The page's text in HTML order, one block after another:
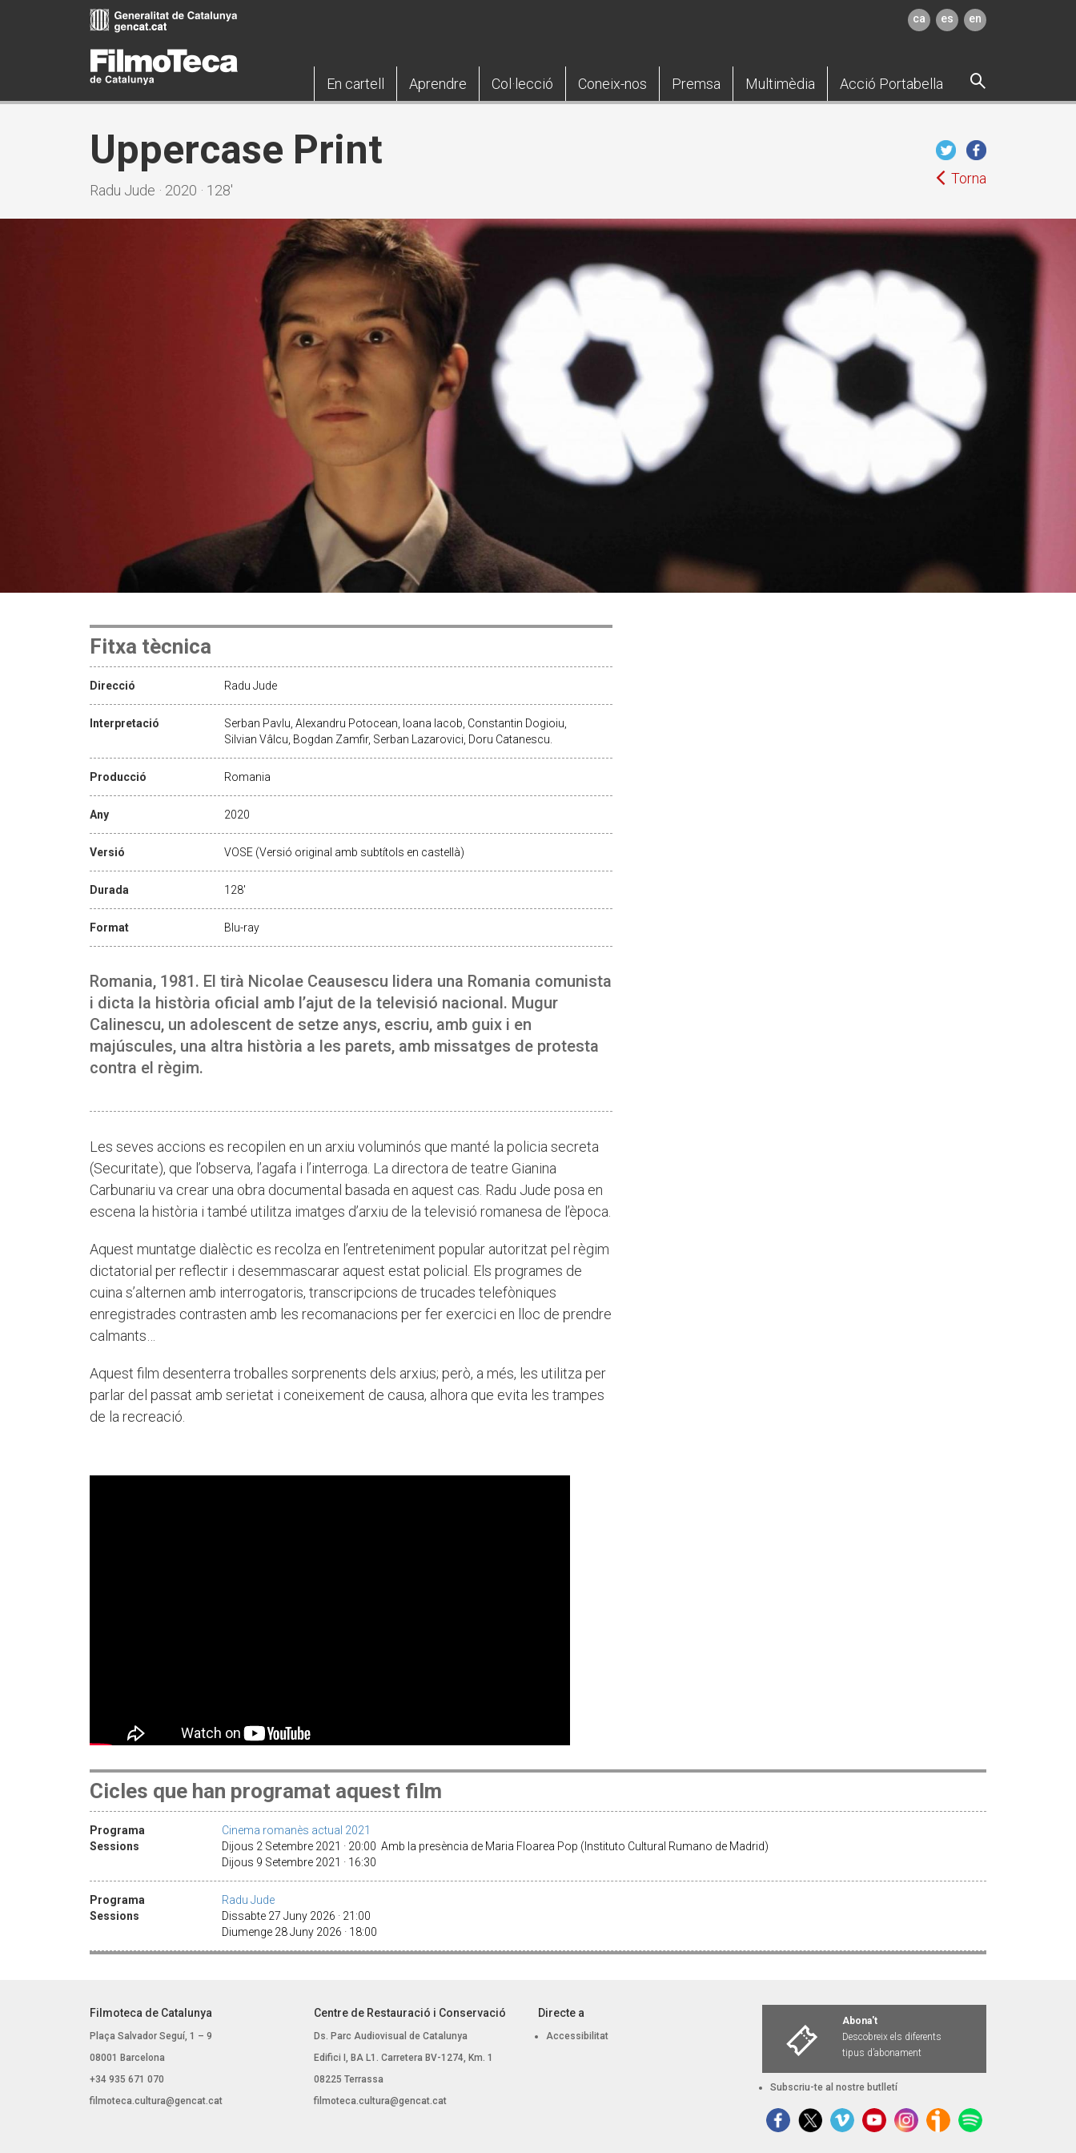
ca es en
En cartell Aprendre Col·lecció Coneix-nos Premsa Multimèdia Acció Portabella
Uppercase Print
Radu Jude · 2020 · 128'
Torna
Fitxa tècnica
Direcció Radu Jude
Interpretació
Serban Pavlu, Alexandru Potocean, Ioana Iacob, Constantin Dogioiu,
Silvian Vâlcu, Bogdan Zamfir, Serban Lazarovici, Doru Catanescu.
Producció Romania
Any 2020
Versió VOSE (Versió original amb subtítols en castellà)
Durada 128'
Format Blu-ray
Romania, 1981. El tirà Nicolae Ceausescu lidera una Romania comunista
i dicta la història oficial amb l’ajut de la televisió nacional. Mugur
Calinescu, un adolescent de setze anys, escriu, amb guix i en
majúscules, una altra història a les parets, amb missatges de protesta
contra el règim.
Les seves accions es recopilen en un arxiu voluminós que manté la policia secreta
(Securitate), que l’observa, l’agafa i l’interroga. La directora de teatre Gianina
Carbunariu va crear una obra documental basada en aquest cas. Radu Jude posa en
escena la història i també utilitza imatges d’arxiu de la televisió romanesa de l’època.
Aquest muntatge dialèctic es recolza en l’entreteniment popular autoritzat pel règim
dictatorial per reflectir i desemmascarar aquest estat policial. Els programes de
cuina s’alternen amb interrogatoris, transcripcions de trucades telefòniques
enregistrades contrasten amb les recomanacions per fer exercici en lloc de prendre
calmants…
Aquest film desenterra troballes sorprenents dels arxius; però, a més, les utilitza per
parlar del passat amb serietat i coneixement de causa, alhora que evita les trampes
de la recreació.
Cicles que han programat aquest film
Programa
Cinema romanès actual 2021
Sessions
Dijous 2 Setembre 2021 · 20:00 Amb la presència de Maria Floarea Pop (Instituto Cultural Rumano de Madrid)
Dijous 9 Setembre 2021 · 16:30
Programa
Radu Jude
Sessions
Dissabte 27 Juny 2026 · 21:00
Diumenge 28 Juny 2026 · 18:00
Filmoteca de Catalunya
Plaça Salvador Seguí, 1 – 9
08001 Barcelona
+34 935 671 070
filmoteca.cultura@gencat.cat
Centre de Restauració i Conservació
Ds. Parc Audiovisual de Catalunya
Edifici I, BA L1. Carretera BV-1274, Km. 1
08225 Terrassa
filmoteca.cultura@gencat.cat
Directe a
Accessibilitat
Abona't
Descobreix els diferents
tipus d’abonament
Subscriu-te al nostre butlletí